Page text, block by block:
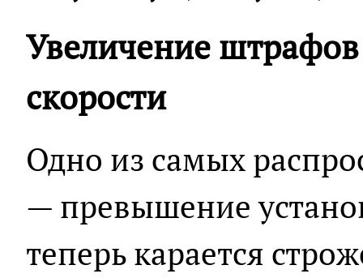
Увеличение
скорости
Одно из самых
— превышение
теперь карается